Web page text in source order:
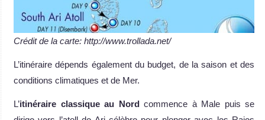
Crédit de la carte: http://www.trollada.net/
L’itinéraire dépends également du budget, de la saison et des
conditions climatiques et de Mer.
L’itinéraire classique au Nordcommence à Male puis se